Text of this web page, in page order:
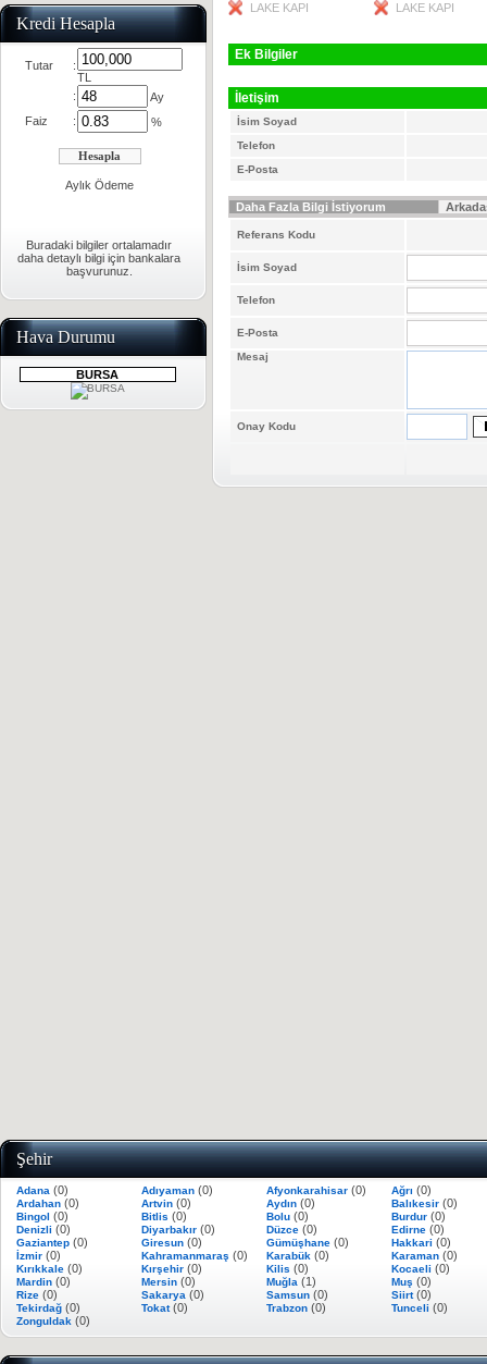
Kredi Hesapla
Tutar
:
TL
:
Ay
Faiz
: %
Aylık Ödeme
Buradaki bilgiler ortalamadır
daha detaylı bilgi için bankalara
başvurunuz.
Hava Durumu
BURSA
LAKE KAPI LAKE KAPI
Ek Bilgiler
İletişim
İsim Soyad
Telefon
E-Posta
Daha Fazla Bilgi İstiyorum
Referans Kodu
İsim Soyad
Telefon
E-Posta
Mesaj
Onay Kodu
Şehir
Adana (0) Adıyaman (0) Afyonkarahisar (0) Ağrı (0)
Ardahan (0) Artvin (0) Aydın (0) Balıkesir (0)
Bingol (0) Bitlis (0) Bolu (0) Burdur (0)
Denizli (0) Diyarbakır (0) Düzce (0) Edirne (0)
Gaziantep (0) Giresun (0) Gümüşhane (0) Hakkari (0)
İzmir (0) Kahramanmaraş (0) Karabük (0) Karaman (0)
Kırıkkale (0) Kırşehir (0) Kilis (0) Kocaeli (0)
Mardin (0) Mersin (0) Muğla (1) Muş (0)
Rize (0) Sakarya (0) Samsun (0) Siirt(0)
Tekirdağ (0) Tokat(0) Trabzon (0) Tunceli (0)
Zonguldak (0)